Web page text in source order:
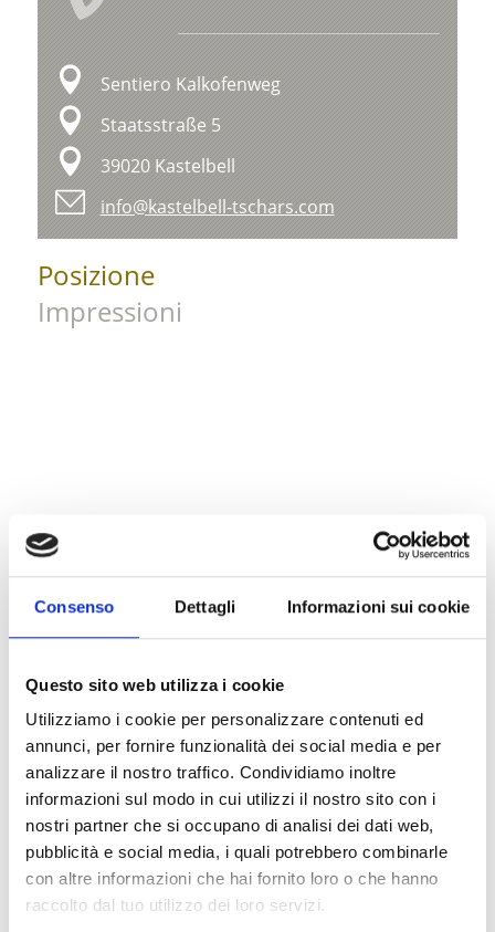
Consenso Dettagli Informazioni sui cookie
Questo sito web utilizza i cookie
Utilizziamo i cookie per personalizzare contenuti ed
annunci, per fornire funzionalità dei social media e per
analizzare il nostro traffico. Condividiamo inoltre
informazioni sul modo in cui utilizzi il nostro sito con i
nostri partner che si occupano di analisi dei dati web,
pubblicità e social media, i quali potrebbero combinarle
con altre informazioni che hai fornito loro o che hanno
raccolto dal tuo utilizzo dei loro servizi.
Sentiero Kalkofenweg
Staatsstraße 5
39020 Kastelbell
info@kastelbell-tschars.com
Posizione
Impressioni